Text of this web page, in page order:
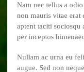
Nam nec tellus a
non mauris vitae erat
aptent taciti sociosqu
per inceptos
Nullam ac urna eu
augue. Sed non